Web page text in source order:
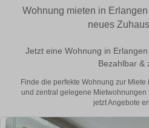
Wohnung mieten in
neues
Jetzt eine Wohnung in
Bezahlbar &
Finde die perfekte Wohnung zur
und zentral gelegene
jetzt Angebote